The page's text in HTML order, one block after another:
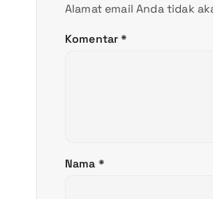
Alamat email Anda tidak
Komentar*
Nama *